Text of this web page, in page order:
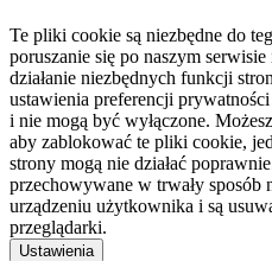
Te pliki cookie są niezbędne do
poruszanie się po naszym
działanie niezbędnych funkcji
ustawienia preferencji
i nie mogą być wyłączone.
aby zablokować te pliki cookie,
strony mogą nie działać
przechowywane w trwały sposób
urządzeniu użytkownika i są
przeglądarki.
Ustawienia